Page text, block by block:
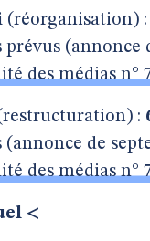
(réorganisation) :
(annonce
des médias n°
:
de
des médias n°
<